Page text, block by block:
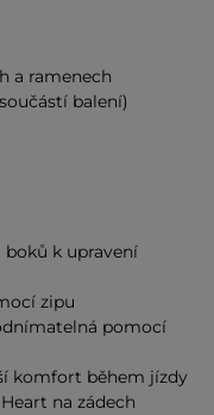
a ramenech
balení)
k upravení
zipu
pomocí
komfort během jízdy
na zádech